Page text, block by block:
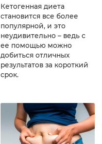
Кетогенная диета
становится все более
популярной, и это
неудивительно – ведь с
ее помощью можно
добиться отличных
результатов за короткий
срок.